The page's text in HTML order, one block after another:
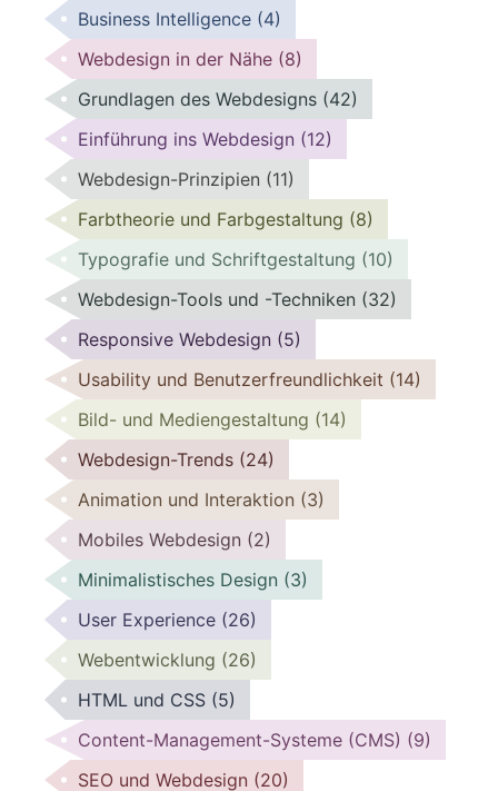
Business Intelligence (4)
Webdesign in der Nähe (8)
Grundlagen des Webdesigns (42)
Einführung ins Webdesign (12)
Webdesign-Prinzipien (11)
Farbtheorie und Farbgestaltung (8)
Typografie und Schriftgestaltung (10)
Webdesign-Tools und -Techniken (32)
Responsive Webdesign (5)
Usability und Benutzerfreundlichkeit (14)
Bild- und Mediengestaltung (14)
Webdesign-Trends (24)
Animation und Interaktion (3)
Mobiles Webdesign (2)
Minimalistisches Design (3)
User Experience (26)
Webentwicklung (26)
HTML und CSS (5)
Content-Management-Systeme (CMS) (9)
SEO und Webdesign (20)